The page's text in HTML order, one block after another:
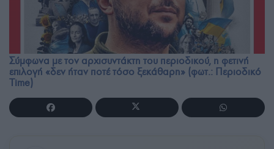
Σύμφωνα με τον αρχισυντάκτη του περιοδικού, η φετινή
επιλογή «δεν ήταν ποτέ τόσο ξεκάθαρη» (φωτ.: Περιοδικό
Time)